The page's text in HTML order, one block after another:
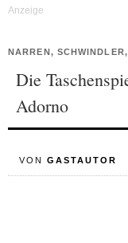
NARREN,
Die
Adorno
VON GASTAUTOR